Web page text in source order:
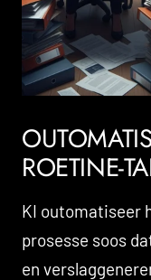
ROETINE-
KI outomatiseer
prosesse soos
en